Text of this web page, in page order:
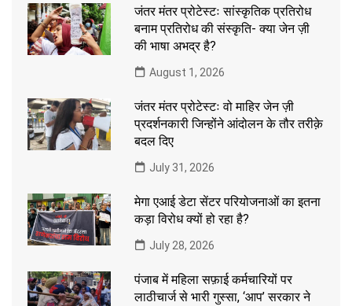
जंतर मंतर प्रोटेस्टः सांस्कृतिक प्रतिरोध
बनाम प्रतिरोध की संस्कृति- क्या जेन ज़ी
की भाषा अभद्र है?
August 1, 2026
जंतर मंतर प्रोटेस्टः वो माहिर जेन ज़ी
प्रदर्शनकारी जिन्होंने आंदोलन के तौर तरीक़े
बदल दिए
July 31, 2026
मेगा एआई डेटा सेंटर परियोजनाओं का इतना
कड़ा विरोध क्यों हो रहा है?
July 28, 2026
पंजाब में महिला सफ़ाई कर्मचारियों पर
लाठीचार्ज से भारी गुस्सा, ‘आप’ सरकार ने